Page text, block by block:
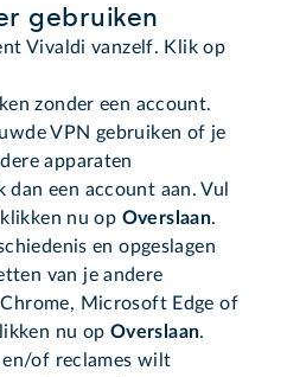
gebruiken
Vivaldi vanzelf. Klik op
zonder een account.
VPN gebruiken of je
apparaten
een account aan. Vul
nu op Overslaan.
en opgeslagen
van je andere
Microsoft Edge of
nu op Overslaan.
of reclames wilt